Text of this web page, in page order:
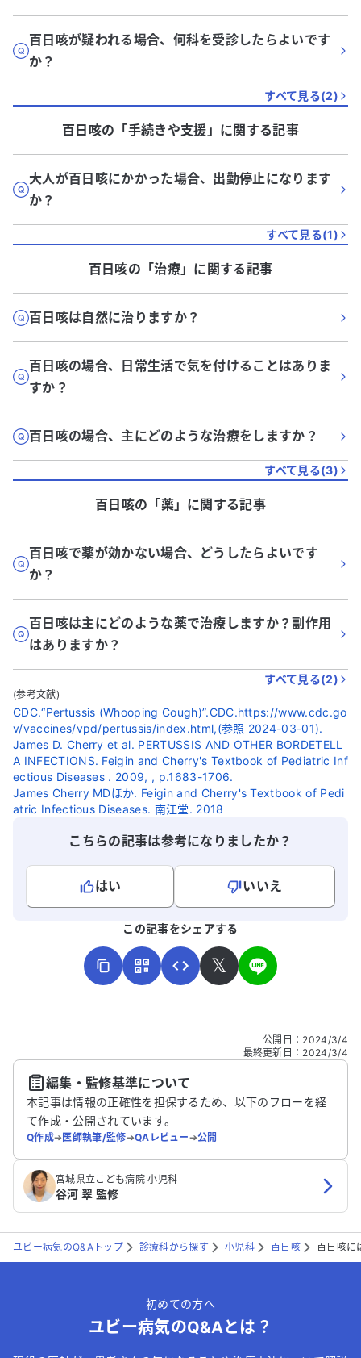
百日咳が疑われる場合、何科を受診したらよいです
か？
すべて見る(2)
百日咳の「手続きや支援 」に関する記事
大人が百日咳にかかった場合、出勤停止になります
か？
すべて見る(1)
百日咳の「治療」に関する記事
百日咳は自然に治りますか？
百日咳の場合、日常生活で気を付けることはありま
すか？
百日咳の場合、主にどのような治療をしますか？
すべて見る(3)
百日咳の「薬」に関する記事
百日咳で薬が効かない場合、どうしたらよいです
か？
百日咳は主にどのような薬で治療しますか？副作用
はありますか？
すべて見る(2)
(参考文献)
CDC.“Pertussis (Whooping Cough)”.CDC.https://www.cdc.go
v/vaccines/vpd/pertussis/index.html,(参照 2024-03-01).
James D. Cherry et al. PERTUSSIS AND OTHER BORDETELL
A INFECTIONS. Feigin and Cherry's Textbook of Pediatric Inf
ectious Diseases . 2009, , p.1683-1706.
James Cherry MDほか. Feigin and Cherry's Textbook of Pedi
atric Infectious Diseases. 南江堂. 2018
こちらの記事は参考になりましたか？
はい
いいえ
こちらは送信専用のフォームです。氏名やご自身の病気の詳細な
送信する
この記事をシェアする
𝕏
公開日 ： 2024/3/4
最終更新日 ： 2024/3/4
編集・監修基準について
本記事は情報の正確性を担保するため、以下のフローを経
て作成・公開されています。
Q作成➔医師執筆/監修➔QAレビュー➔公開
宮城県立こども病院 小児科
谷河 翠 監修
ユビー病気のQ&Aトップ 診療科から探す 小児科 百日咳 百日咳に
初めての方へ
ユビー病気のQ&Aとは？